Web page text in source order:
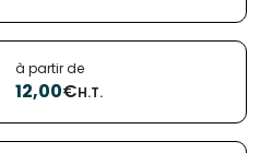
à partir de
12,00€H.T.